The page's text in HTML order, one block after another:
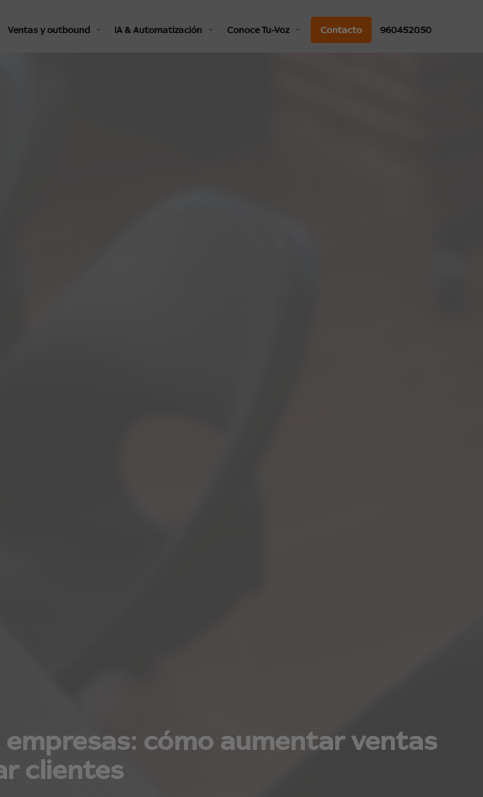
Ventas y outbound IA & Automatización Conoce Tu-Voz Contacto 960452050
cómo aumentar ventas
clientes